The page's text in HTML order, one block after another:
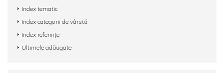
Index tematic
Index categorii de vârstă
Index referințe
Ultimele adăugate